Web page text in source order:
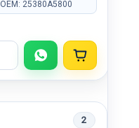
OEM: 25380A5800
2